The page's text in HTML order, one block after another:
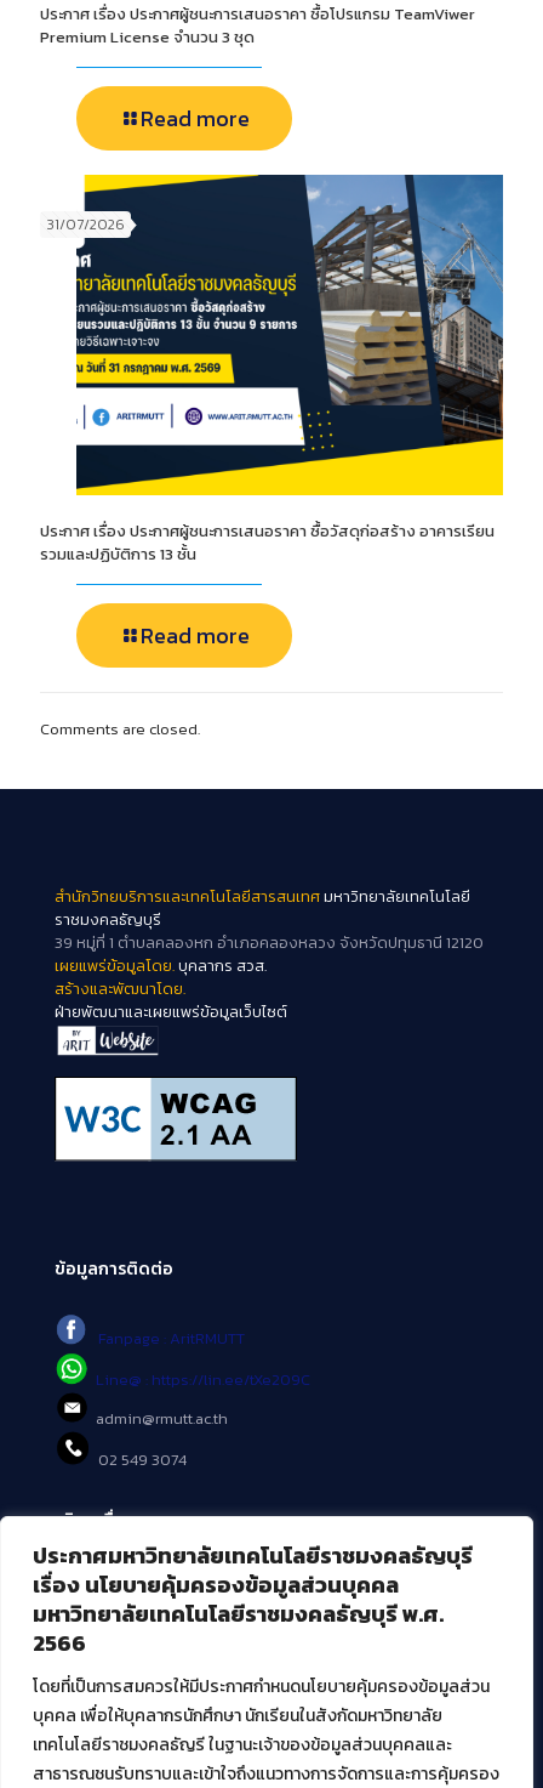
ประกาศมหาวิทยาลัยเทคโนโลยีราชมงคลธัญบุรี
เรื่อง นโยบายคุ้มครองข้อมูลส่วนบุคคล
มหาวิทยาลัยเทคโนโลยีราชมงคลธัญบุรี พ.ศ.
2566
โดยที่เป็นการสมควรให้มีประกาศกำหนดนโยบายคุ้มครองข้อมูลส่วน
บุคคล เพื่อให้บุคลากรนักศึกษา นักเรียนในสังกัดมหาวิทยาลัย
เทคโนโลยีราชมงคลธัญรี ในฐานะเจ้าของข้อมูลส่วนบุคคลและ
สาธารณชนรับทราบและเข้าใจถึงแนวทางการจัดการและการคุ้มครอง
ประกาศ เรื่อง ประกาศผู้ชนะการเสนอราคา ซื้อโปรแกรม TeamViwer
Premium License จำนวน 3 ชุด
Read more
31/07/2026
ประกาศ เรื่อง ประกาศผู้ชนะการเสนอราคา ซื้อวัสดุก่อสร้าง อาคารเรียน
รวมและปฏิบัติการ 13 ชั้น
Read more
Comments are closed.
สำนักวิทยบริการและเทคโนโลยีสารสนเทศมหาวิทยาลัยเทคโนโลยี
ราชมงคลธัญบุรี
39 หมู่ที่ 1 ตำบลคลองหก อำเภอคลองหลวง จังหวัดปทุมธานี 12120
เผยแพร่ข้อมูลโดย.บุคลากร สวส.
สร้างและพัฒนาโดย.
ฝ่ายพัฒนาและเผยแพร่ข้อมูลเว็บไซต์
ข้อมูลการติดต่อ
Fanpage : AritRMUTT
Line@ : https://lin.ee/tXe209C
admin@rmutt.ac.th
02 549 3074
บริการอื่นๆ ของ สวส.
ศูนย์สื่อดิจิทัล
ศูนย์นวัตกรรมและความรู้
ศูนย์พัฒนาและบริการนวัตกรรมดิจิทัล
สมัยใหม่ (MoSeC)
งานบริการวิชาการให้กับหน่วยงานภายนอก